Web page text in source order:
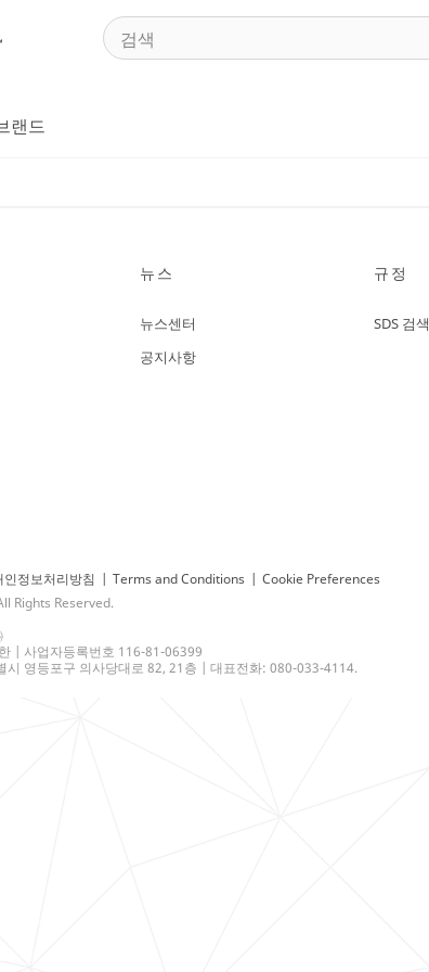
랜드
뉴스
뉴스센터
공지사항
규정
SDS 검색
인정보처리방침 | Terms and Conditions | Cookie Preferences
Rights Reserved.
| 사업자등록번호 116-81-06399
시 영등포구 의사당대로 82, 21층 | 대표전화: 080-033-4114.